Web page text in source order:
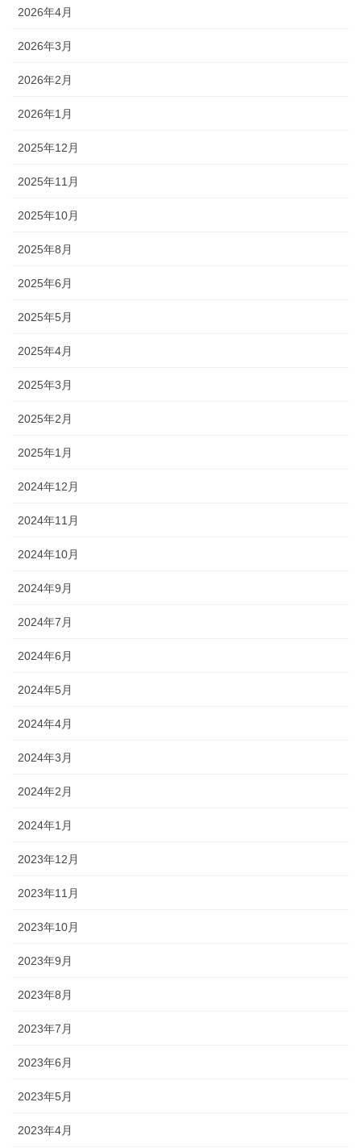
2026年4月
2026年3月
2026年2月
2026年1月
2025年12月
2025年11月
2025年10月
2025年8月
2025年6月
2025年5月
2025年4月
2025年3月
2025年2月
2025年1月
2024年12月
2024年11月
2024年10月
2024年9月
2024年7月
2024年6月
2024年5月
2024年4月
2024年3月
2024年2月
2024年1月
2023年12月
2023年11月
2023年10月
2023年9月
2023年8月
2023年7月
2023年6月
2023年5月
2023年4月